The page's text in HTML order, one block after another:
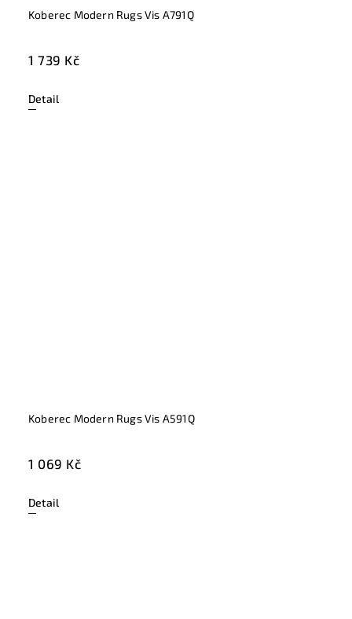
Koberec Modern Rugs Vis A791Q
1 739 Kč
Detail
Koberec Modern Rugs Vis A591Q
1 069 Kč
Detail